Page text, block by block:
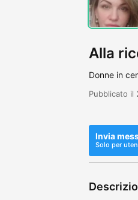
Alla
Donne in
Pubblicato il
Invia
Solo per